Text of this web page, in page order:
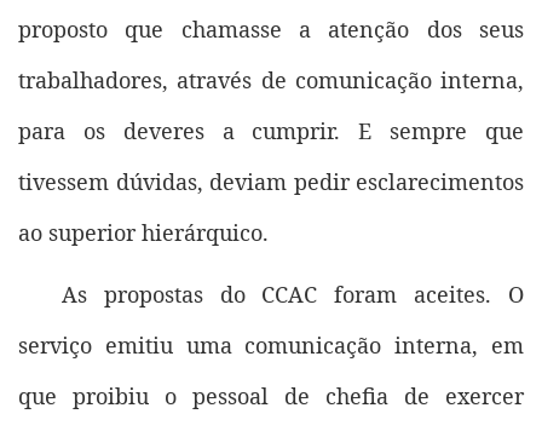
proposto que chamasse a atenção dos seus
trabalhadores, através de comunicação interna,
para os deveres a cumprir. E sempre que
tivessem dúvidas, deviam pedir esclarecimentos
ao superior hierárquico.
As propostas do CCAC foram aceites. O
serviço emitiu uma comunicação interna, em
que proibiu o pessoal de chefia de exercer